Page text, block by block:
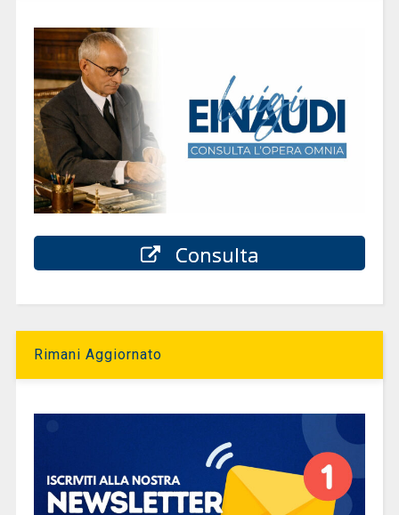
Consulta
Rimani Aggiornato